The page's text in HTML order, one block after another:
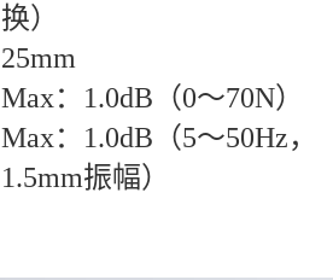
换）
25mm
Max：1.0dB（0～70N）
Max：1.0dB（5～50Hz，
1.5mm振幅）